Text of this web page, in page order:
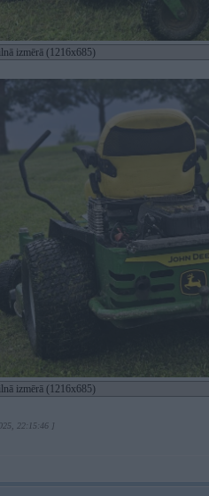
izmērā (1216x685)
izmērā (1216x685)
22:15:46 ]